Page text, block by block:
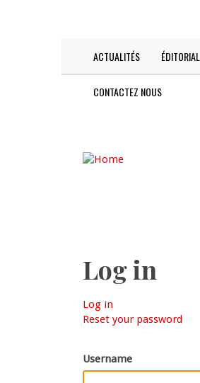
Main
navigation
ACTUALITÉS ÉDITORIAL
CONTACTEZ NOUS
Log in
Primary
Log in
tab)
Reset your password
Username